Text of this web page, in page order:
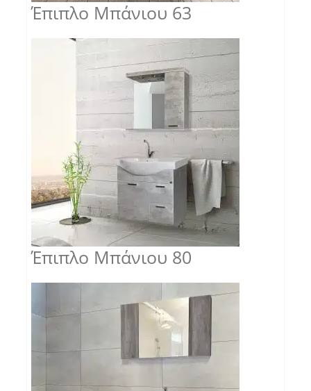
Έπιπλο Μπάνιου 63
Έπιπλο Μπάνιου 80